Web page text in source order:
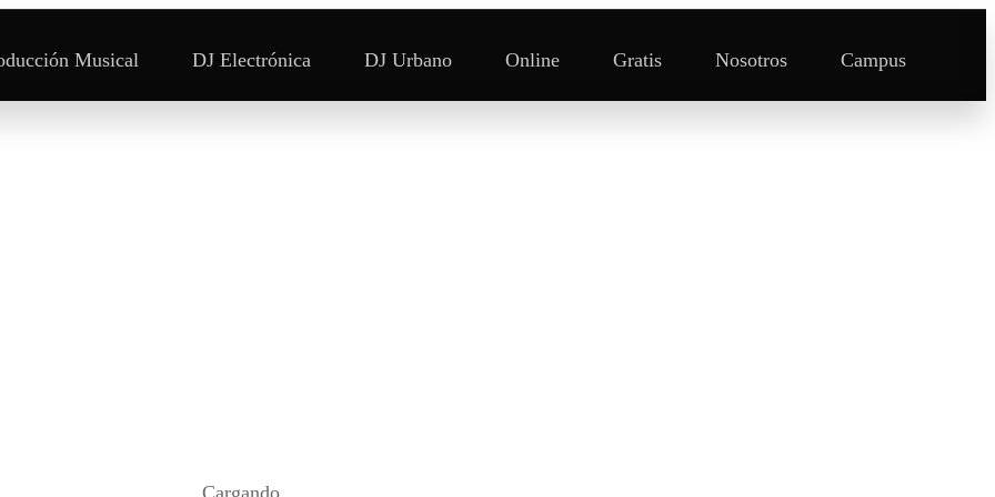
Musical DJ Electrónica DJ Urbano Online Gratis Nosotros Campus
Cargando...